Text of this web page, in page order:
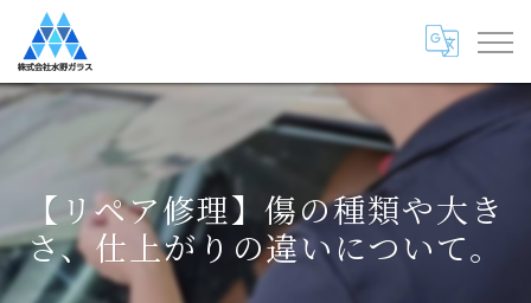
【リペア修理】傷の種類や大き
さ、仕上がりの違いについて。